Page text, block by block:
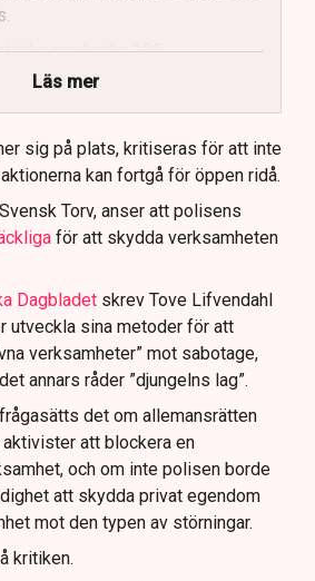
med cirka 120
kopplade.
drönare och uniformerad polis
bevis.
komplext när det gäller
rättigheter och gränser.
Läs mer
sig på plats, kritiseras för att inte
kan fortgå för öppen ridå.
Torv, anser att polisens
för att skydda verksamheten
Dagbladet skrev Tove Lifvendahl
utveckla sina metoder för att
verksamheter” mot sabotage,
annars råder ”djungelns lag”.
det om allemansrätten
att blockera en
och om inte polisen borde
att skydda privat egendom
mot den typen av störningar.
kritiken.